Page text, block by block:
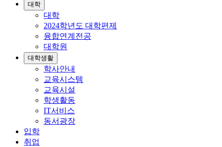
대학
대학
2024학년도 대학편제
융합연계전공
대학원
대학생활
학사안내
교육시스템
교육시설
학생활동
IT서비스
동서광장
입학
취업